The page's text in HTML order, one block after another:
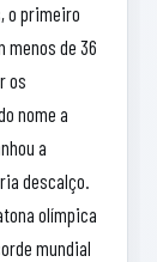
o primeiro
menos de 36
os
nome a
a
descalço.
olímpica
mundial